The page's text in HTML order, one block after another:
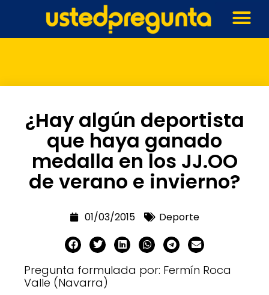
¿Hay algún deportista
que haya ganado
medalla en los JJ.OO
de verano e invierno?
01/03/2015 Deporte
Pregunta formulada por: Fermín Roca
Valle (Navarra)